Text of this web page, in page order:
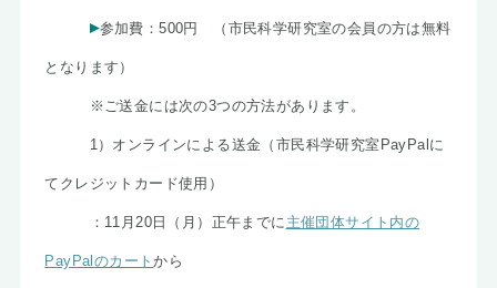
参加費：500円 （市民科学研究室の会員の方は無料
となります）
※ご送金には次の3つの方法があります。
1）オンラインによる送金（市民科学研究室PayPalに
てクレジットカード使用）
：11月20日（月）正午までに 主催団体サイト内の
PayPalのカートから